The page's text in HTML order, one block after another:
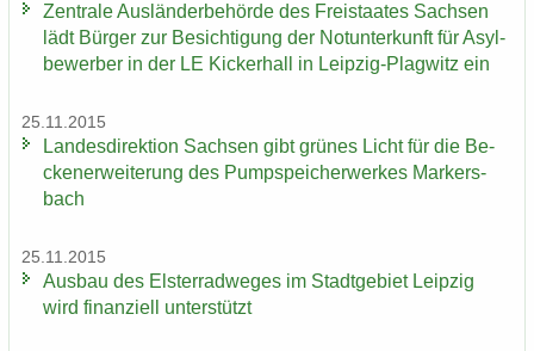
Zen­tra­le Aus­län­der­be­hör­de des Frei­staa­tes Sach­sen
lädt Bür­ger zur Be­sich­ti­gung der Not­un­ter­kunft für Asyl­
be­wer­ber in der LE Ki­cker­hall in Leipzig-​Plagwitz ein
25.11.2015
Lan­des­di­rek­ti­on Sach­sen gibt grü­nes Licht für die Be­
cken­er­wei­te­rung des Pump­spei­cher­wer­kes Mar­kers­
bach
25.11.2015
Aus­bau des Els­ter­rad­we­ges im Stadt­ge­biet Leip­zig
wird fi­nan­zi­ell un­ter­stützt